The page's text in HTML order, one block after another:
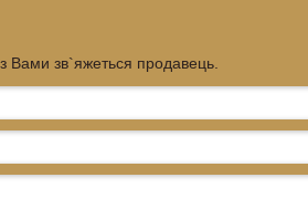
Вами зв`яжеться продавець.